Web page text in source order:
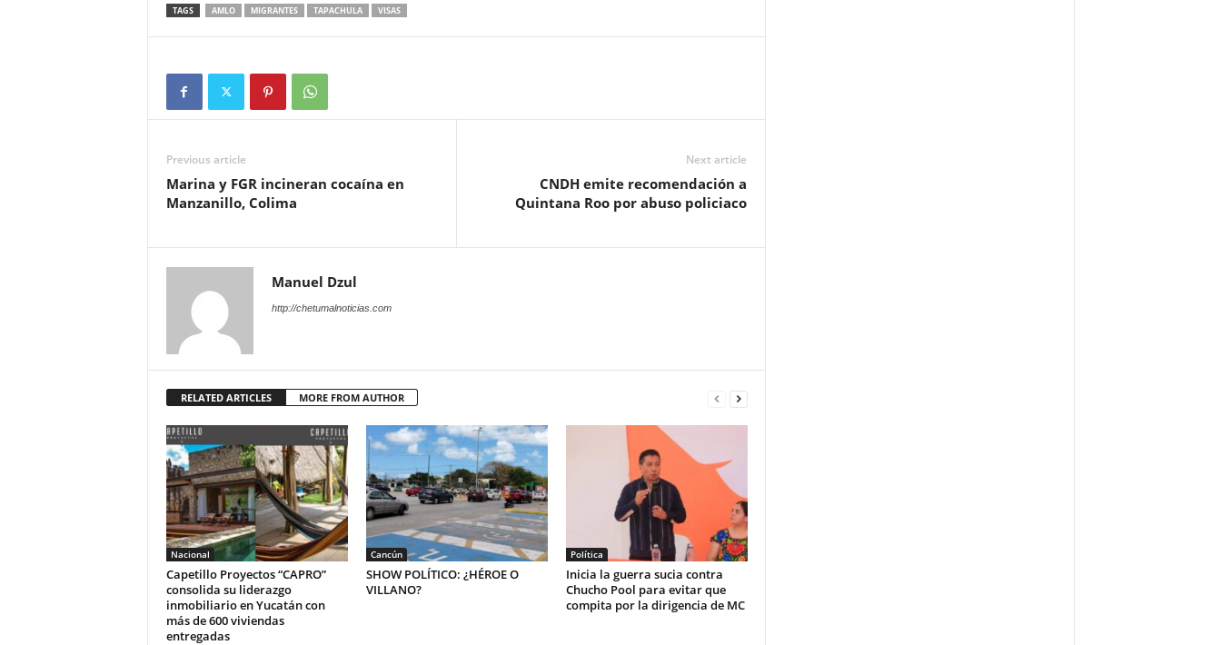
TAGS AMLO MIGRANTES TAPACHULA VISAS
Previous article
Marina y FGR incineran cocaína en
Manzanillo, Colima
Next article
CNDH emite recomendación a
Quintana Roo por abuso policiaco
Manuel Dzul
http://chetumalnoticias.com
RELATED ARTICLES MORE FROM AUTHOR
Nacional
Capetillo Proyectos “CAPRO”
consolida su liderazgo
inmobiliario en Yucatán con
más de 600 viviendas
entregadas
Cancún
SHOW POLÍTICO: ¿HÉROE O
VILLANO?
Política
Inicia la guerra sucia contra
Chucho Pool para evitar que
compita por la dirigencia de MC